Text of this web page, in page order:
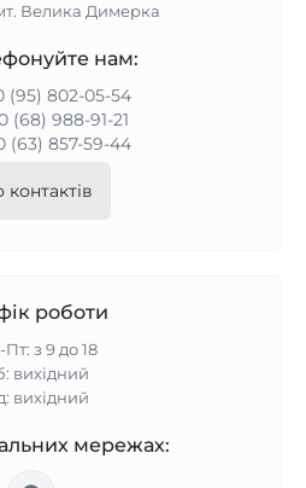
Велика Димерка
нам:
(95) 802-05-54
(68) 988-91-21
(63) 857-59-44
контактів
роботи
з 9 до 18
вихідний
вихідний
мережах: